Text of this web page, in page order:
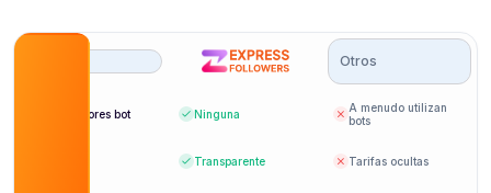
Otros
Seguidores bot Ninguna
A menudo utilizan
bots
Transparente Tarifas ocultas